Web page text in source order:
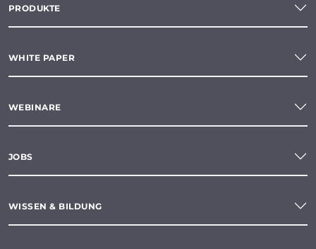
PRODUKTE
WHITE PAPER
WEBINARE
JOBS
WISSEN & BILDUNG